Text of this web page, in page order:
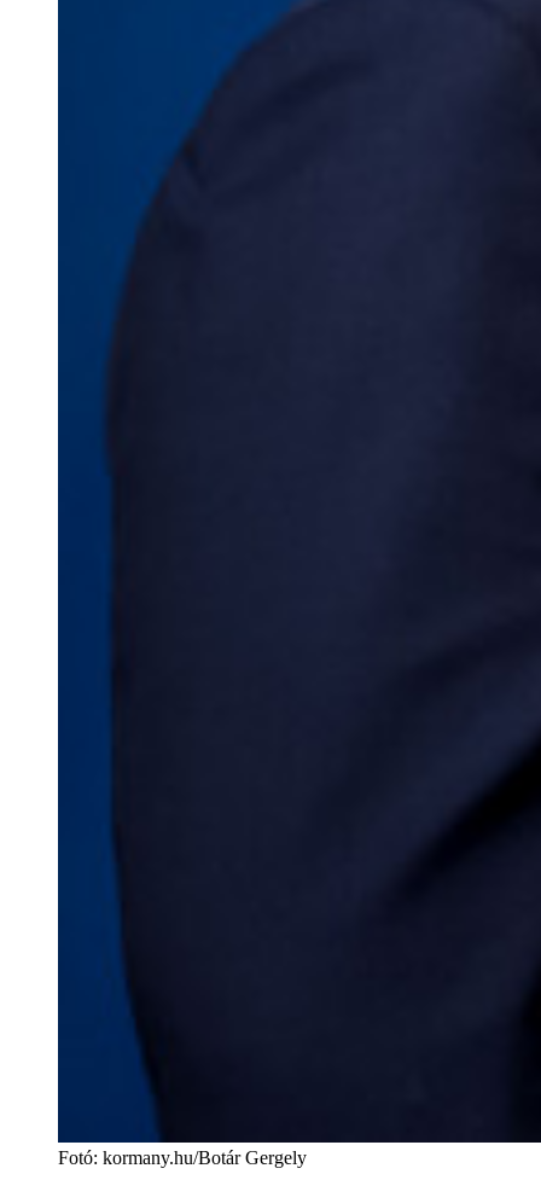
Fotó: kormany.hu/Botár Gergely